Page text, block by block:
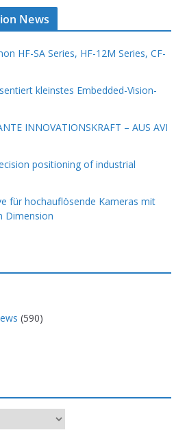
News
HF-SA Series, HF-12M Series, CF-
kleinstes Embedded-Vision-
INNOVATIONSKRAFT – AUS AVI
positioning of industrial
für hochauflösende Kameras mit
Dimension
(590)